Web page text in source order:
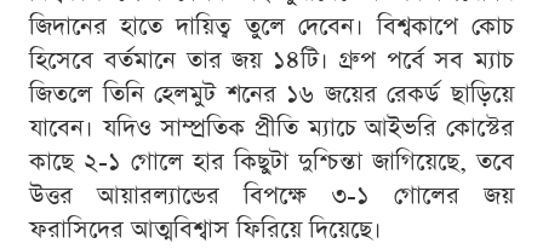
জিদানের হাতে দায়িত্ব তুলে দেবেন। বিশ্বকাপে কোচ
হিসেবে বর্তমানে তার জয় ১৪টি। গ্রুপ পর্বে সব ম্যাচ
জিতলে তিনি হেলমুট শনের ১৬ জয়ের রেকর্ড ছাড়িয়ে
যাবেন। যদিও সাম্প্রতিক প্রীতি ম্যাচে আইভরি কোস্টের
কাছে ২-১ গোলে হার কিছুটা দুশ্চিন্তা জাগিয়েছে, তবে
উত্তর আয়ারল্যান্ডের বিপক্ষে ৩-১ গোলের জয়
ফরাসিদের আত্মবিশ্বাস ফিরিয়ে দিয়েছে।